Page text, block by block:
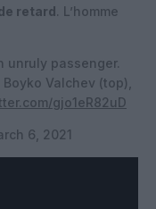
retard. L’homme
unruly passenger.
Valchev (top),
gjo1eR82uD
6, 2021